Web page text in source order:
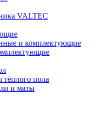
VALTEC
и комплектующие
пола
и маты